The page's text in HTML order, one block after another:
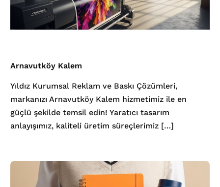
Arnavutköy Kalem
Yıldız Kurumsal Reklam ve Baskı Çözümleri,
markanızı Arnavutköy Kalem hizmetimiz ile en
güçlü şekilde temsil edin! Yaratıcı tasarım
anlayışımız, kaliteli üretim süreçlerimiz […]